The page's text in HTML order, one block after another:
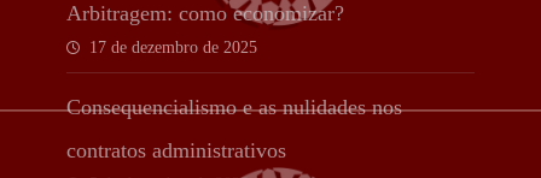
Arbitragem: como economizar?
17 de dezembro de 2025
Consequencialismo e as nulidades nos
contratos administrativos